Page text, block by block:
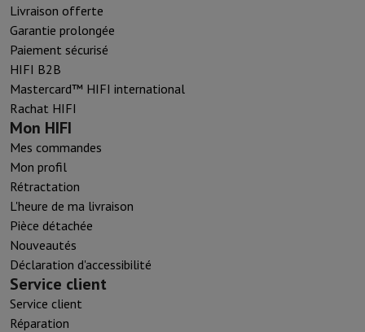
Livraison offerte
Garantie prolongée
Paiement sécurisé
HIFI B2B
Mastercard™ HIFI international
Rachat HIFI
Mon HIFI
Mes commandes
Mon profil
Rétractation
L'heure de ma livraison
Pièce détachée
Nouveautés
Déclaration d'accessibilité
Service client
Service client
Réparation